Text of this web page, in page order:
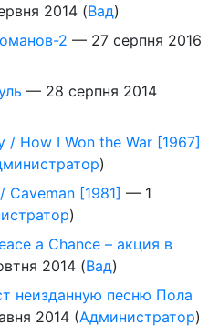
2014 (Вад)
2 — 27 серпня 2016
— 28 серпня 2014
/ How I Won the War [1967]
)
[1981] — 1
)
a Chance – акция в
2014 (Вад)
неизданную песню Пола
2014 (Администратор)